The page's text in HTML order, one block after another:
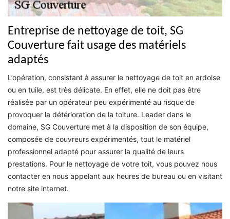
Entreprise de nettoyage de toit, SG
Couverture fait usage des matériels
adaptés
L’opération, consistant à assurer le nettoyage de toit en ardoise
ou en tuile, est très délicate. En effet, elle ne doit pas être
réalisée par un opérateur peu expérimenté au risque de
provoquer la détérioration de la toiture. Leader dans le
domaine, SG Couverture met à la disposition de son équipe,
composée de couvreurs expérimentés, tout le matériel
professionnel adapté pour assurer la qualité de leurs
prestations. Pour le nettoyage de votre toit, vous pouvez nous
contacter en nous appelant aux heures de bureau ou en visitant
notre site internet.